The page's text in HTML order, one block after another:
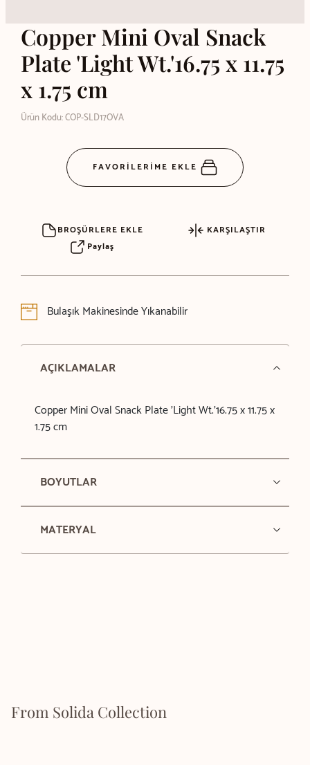
Copper Mini Oval Snack
Plate 'Light Wt.'16.75 x 11.75
x 1.75 cm
Ürün Kodu: COP-SLD17OVA
FAVORİLERİME EKLE
BROŞÜRLERE EKLE
KARŞILAŞTIR
Paylaş
Bulaşık Makinesinde Yıkanabilir
AÇIKLAMALAR
Copper Mini Oval Snack Plate 'Light Wt.'16.75 x 11.75 x
1.75 cm
BOYUTLAR
MATERYAL
From Solida Collection